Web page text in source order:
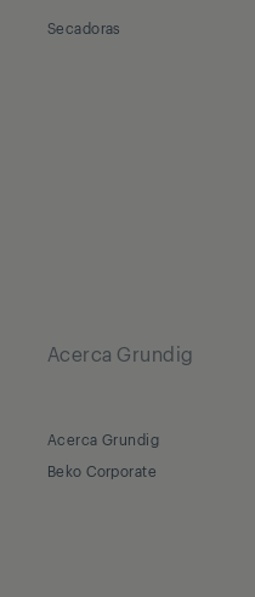
Secadoras
Acerca Grundig
Acerca Grundig
Beko Corporate